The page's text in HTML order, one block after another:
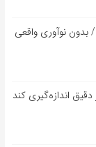
نوآوری واقعی
اندازه‌گیری کند